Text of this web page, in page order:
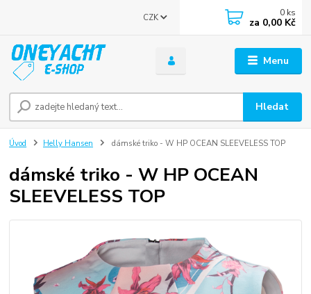
Menu
CZK
Hledat
0 ks
za 0,00 Kč
Úvod Helly Hansen dámské triko - W HP OCEAN SLEEVELESS TOP
dámské triko - W HP OCEAN
SLEEVELESS TOP